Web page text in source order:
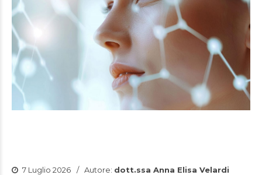
7 Luglio 2026 Autore: dott.ssa Anna Elisa Velardi